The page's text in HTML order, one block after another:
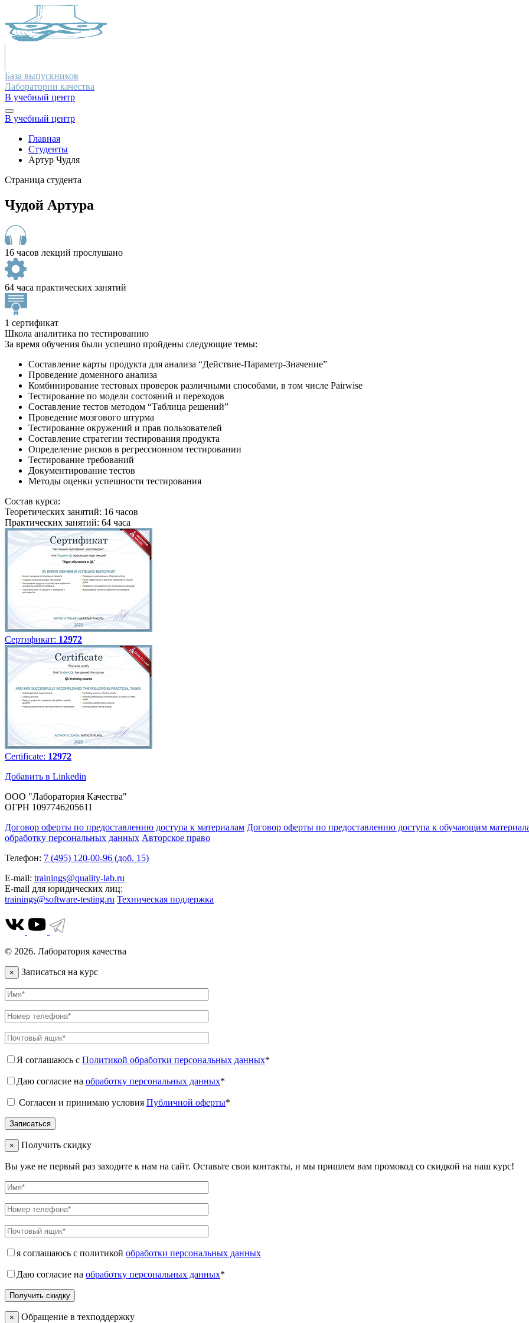
База выпускников
Лаборатории качества
В учебный центр
В учебный центр
Главная
Студенты
Артур Чудля
Страница студента
Чудой Артура
16 часов лекций прослушано
64 часа практических занятий
1 сертификат
Школа аналитика по тестированию
За время обучения были успешно пройдены следующие темы:
Составление карты продукта для анализа “Действие-Параметр-Значение”
Проведение доменного анализа
Комбинирование тестовых проверок различными способами, в том числе Pairwise
Тестирование по модели состояний и переходов
Составление тестов методом “Таблица решений”
Проведение мозгового штурма
Тестирование окружений и прав пользователей
Составление стратегии тестирования продукта
Определение рисков в регрессионном тестировании
Тестирование требований
Документирование тестов
Методы оценки успешности тестирования
Состав курса:
Теоретических занятий: 16 часов
Практических занятий: 64 часа
Сертификат: 12972
Certificate: 12972
Добавить в Linkedin
ООО "Лаборатория Качества"
ОГРН 1097746205611
Договор оферты по предоставлению доступа к материалам Договор оферты по предоставлению доступа к обучающим
обработку персональных данных Авторское право
Телефон: 7 (495) 120-00-96 (доб. 15)
E-mail: trainings@quality-lab.ru
E-mail для юридических лиц:
trainings@software-testing.ru Техническая поддержка
© 2026. Лаборатория качества
× Записаться на курс
Я соглашаюсь с Политикой обработки персональных данных*
Даю согласие на обработку персональных данных*
Согласен и принимаю условия Публичной оферты*
× Получить скидку
Вы уже не первый раз заходите к нам на сайт. Оставьте свои контакты, и мы пришлем вам промокод со скидкой на наш курс!
я соглашаюсь с политикой обработки персональных данных
Даю согласие на обработку персональных данных*
× Обращение в техподдержку